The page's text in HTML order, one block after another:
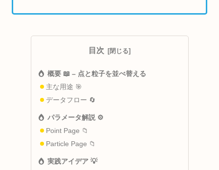
目次
概要 📖 – 点と粒子を並べ替える
主な用途 🎯
データフロー 🔄
パラメータ解説 ⚙️
Point Page 📁
Particle Page 📁
実践アイデア 💡